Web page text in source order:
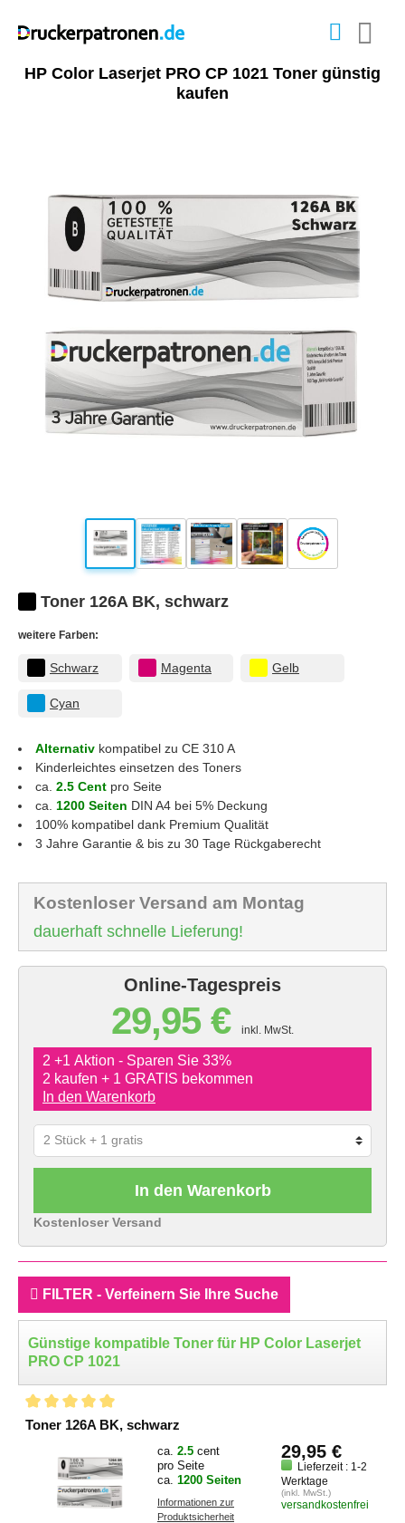
HP Color Laserjet PRO CP 1021 Toner günstig
kaufen
Toner 126A BK, schwarz
weitere Farben:
Schwarz Magenta Gelb
Cyan
Alternativ kompatibel zu CE 310 A
Kinderleichtes einsetzen des Toners
ca. 2.5 Cent pro Seite
ca. 1200 Seiten DIN A4 bei 5% Deckung
100% kompatibel dank Premium Qualität
3 Jahre Garantie & bis zu 30 Tage Rückgaberecht
Kostenloser Versand am Montag
dauerhaft schnelle Lieferung!
Online-Tagespreis
29,95 € inkl. MwSt.
2 +1 Aktion - Sparen Sie 33%
2 kaufen + 1 GRATIS bekommen
In den Warenkorb
In den Warenkorb
Kostenloser Versand
FILTER - Verfeinern Sie Ihre Suche
Günstige kompatible Toner für HP Color Laserjet
PRO CP 1021
Toner 126A BK, schwarz
ca. 2.5 cent
pro Seite
ca. 1200 Seiten
Informationen zur
Produktsicherheit
29,95 €
Lieferzeit : 1-2
Werktage
(inkl. MwSt.)
versandkostenfrei